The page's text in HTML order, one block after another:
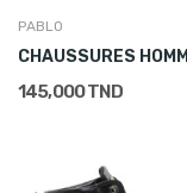
PABLO
CHAUSSURES
145,000 TND